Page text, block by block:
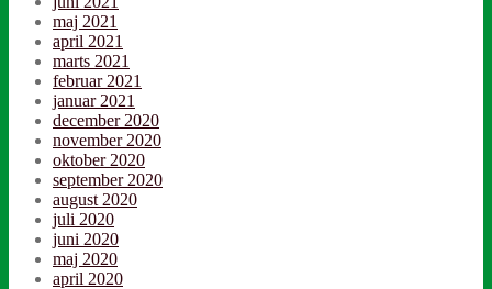
maj 2021
april 2021
marts 2021
februar 2021
januar 2021
december 2020
november 2020
oktober 2020
september 2020
august 2020
juli 2020
juni 2020
maj 2020
april 2020